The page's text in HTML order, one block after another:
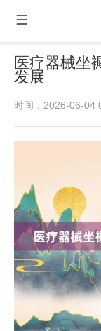
医疗器械坐
发展
时间：2026-06-04